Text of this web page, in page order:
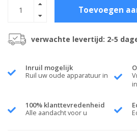
Toevoegen
verwachte levertijd: 2-5
Inruil mogelijk
Ruil uw oude apparatuur in
100% klanttevredenheid
Alle aandacht voor u